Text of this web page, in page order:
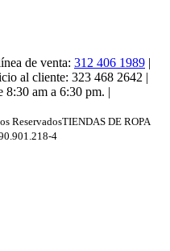
de venta: 312 406 1989 |
al cliente: 323 468 2642 |
8:30 am a 6:30 pm. |
ReservadosTIENDAS DE ROPA
4